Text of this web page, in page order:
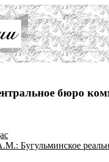
бюро
Бугульминское